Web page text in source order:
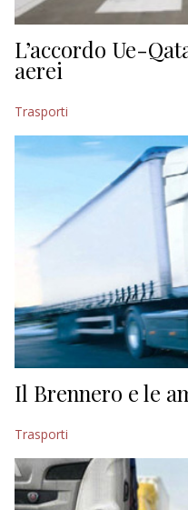
L’accordo Ue-
aerei
Trasporti
Il Brennero e le
Trasporti